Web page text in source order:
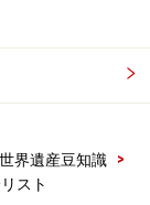
世界遺産豆知識
>
スト